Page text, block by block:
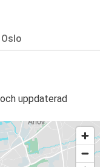
Oslo
uppdaterad